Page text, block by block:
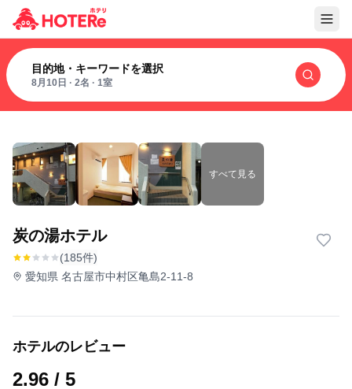
目的地・キーワードを選択
8月10日 · 2名 · 1室
すべて見る
炭の湯ホテル
(185件)
愛知県 名古屋市中村区亀島2-11-8
ホテルのレビュー
2.96 / 5